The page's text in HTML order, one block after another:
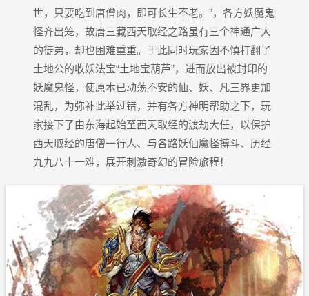
世，只要吃到唐僧肉，即可长生不老。”，各方妖魔鬼
怪齐出笼，故唐三藏西天取经之路虽有三个神通广大
的徒弟，却也困难重重。于此同时玩家因不慎打翻了
土地公的收妖法宝“土地宝葫芦”，进而放出被封印的
妖魔鬼怪，使原本已动荡不安的仙、妖、凡三界更加
混乱，为弥补此举过错，并有各方神明帮助之下，玩
家接下了由东海起始至西天取经的渡劫大任，以保护
西天取经的唐僧一行人、与各路妖仙魔怪搏斗、历经
九九八十一难，展开刺激奇幻的冒险旅程！